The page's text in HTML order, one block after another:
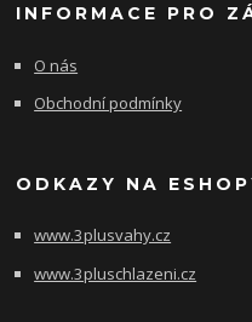
INFORMACE PRO
O nás
Obchodní podmínky
ODKAZY NA
www.3plusvahy.cz
www.3pluschlazeni.cz